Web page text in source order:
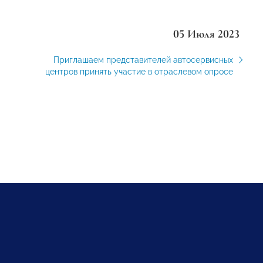
05 Июля 2023
Приглашаем представителей автосервисных
центров принять участие в отраслевом опросе